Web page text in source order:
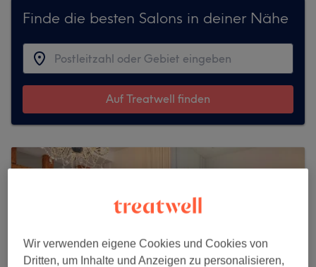
Finde die besten Salons in deiner Nähe
Auf Treatwell finden
Wir verwenden eigene Cookies und Cookies von
Dritten, um Inhalte und Anzeigen zu personalisieren,